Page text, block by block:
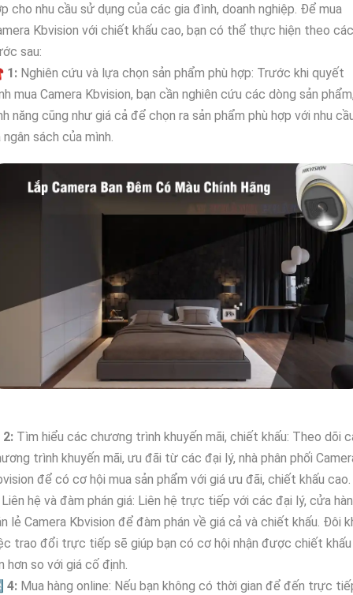
cho nhu cầu sử dụng của các gia đình, doanh nghiệp. Để mua
Kbvision với chiết khấu cao, bạn có thể thực hiện theo các
sau:
1: Nghiên cứu và lựa chọn sản phẩm phù hợp: Trước khi quyết
mua Camera Kbvision, bạn cần nghiên cứu các dòng sản
năng cũng như giá cả để chọn ra sản phẩm phù hợp với nhu
ngân sách của mình.
2: Tìm hiểu các chương trình khuyến mãi, chiết khấu: Theo dõi
trình khuyến mãi, ưu đãi từ các đại lý, nhà phân phối
để có cơ hội mua sản phẩm với giá ưu đãi, chiết khấu cao.
hệ và đàm phán giá: Liên hệ trực tiếp với các đại lý, cửa
lẻ Camera Kbvision để đàm phán về giá cả và chiết khấu. Đôi
trao đổi trực tiếp sẽ giúp bạn có cơ hội nhận được chiết khấu
hơn so với giá cố định.
4: Mua hàng online: Nếu bạn không có thời gian để đến trực